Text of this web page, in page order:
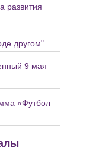
развития
другом"
9 мая
«Футбол